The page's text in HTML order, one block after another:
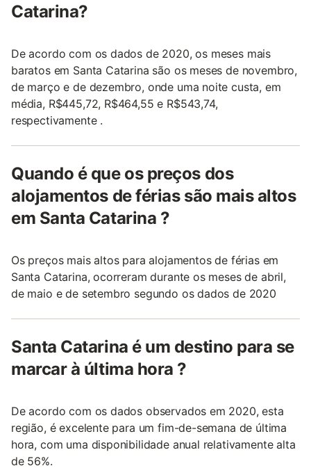
Catarina?
De acordo com os dados de 2020, os meses mais
baratos em Santa Catarina são os meses de novembro,
de março e de dezembro, onde uma noite custa, em
média, R$445,72, R$464,55 e R$543,74,
respectivamente .
Quando é que os preços dos
alojamentos de férias são mais altos
em Santa Catarina ?
Os preços mais altos para alojamentos de férias em
Santa Catarina, ocorreram durante os meses de abril,
de maio e de setembro segundo os dados de 2020
Santa Catarina é um destino para se
marcar à última hora ?
De acordo com os dados observados em 2020, esta
região, é excelente para um fim-de-semana de última
hora, com uma disponibilidade anual relativamente alta
de 56%.